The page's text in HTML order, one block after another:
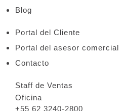
Blog
Portal del Cliente
Portal del asesor comercial
Contacto
Staff de Ventas
Oficina
+55 62 3240-2800